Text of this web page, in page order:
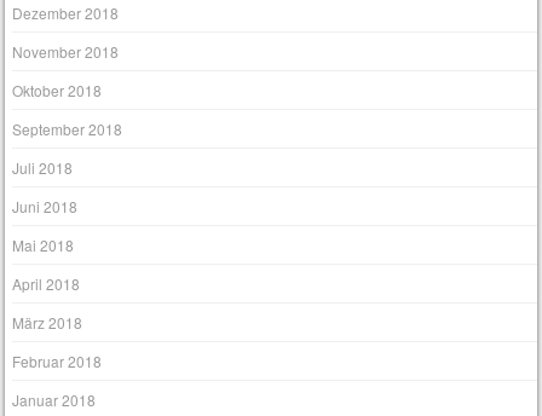
Dezember 2018
November 2018
Oktober 2018
September 2018
Juli 2018
Juni 2018
Mai 2018
April 2018
März 2018
Februar 2018
Januar 2018